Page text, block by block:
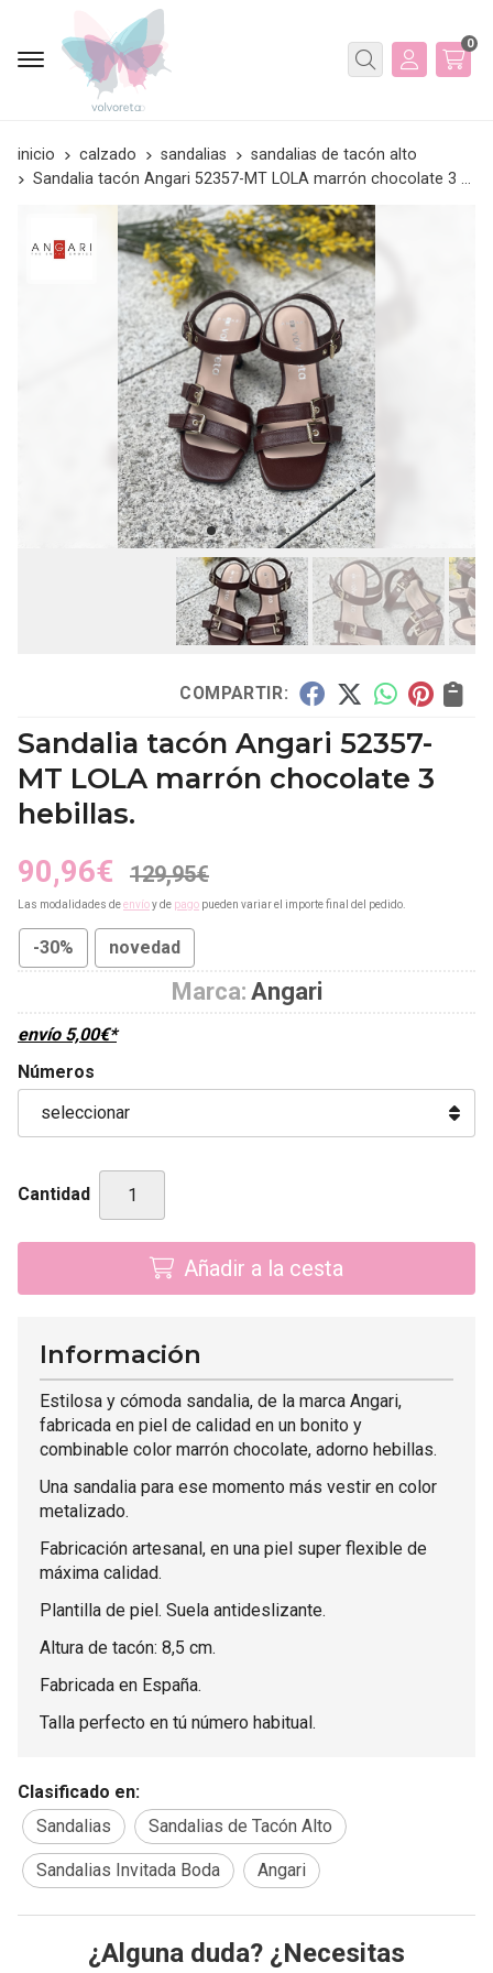
Buscar
0
inicio calzado sandalias
sandalias de tacón alto
Sandalia tacón Angari 52357-MT LOLA marrón chocolate 3 hebillas.
COMPARTIR:
Sandalia tacón Angari 52357-
MT LOLA marrón chocolate 3
hebillas.
90,96€ 129,95€
Las modalidades deenvíoy de pago pueden variar el importe final del pedido.
-30% novedad
Marca: Angari
envío 5,00€*
Números
Cantidad
Añadir a la cesta
Información
Estilosa y cómoda sandalia, de la marca Angari,
fabricada en piel de calidad en un bonito y
combinable color marrón chocolate, adorno hebillas.
Una sandalia para ese momento más vestir en color
metalizado.
Fabricación artesanal, en una piel super flexible de
máxima calidad.
Plantilla de piel. Suela antideslizante.
Altura de tacón: 8,5 cm.
Fabricada en España.
Talla perfecto en tú número habitual.
Clasificado en:
Sandalias
Sandalias de Tacón Alto
Sandalias Invitada Boda Angari
¿Alguna duda? ¿Necesitas